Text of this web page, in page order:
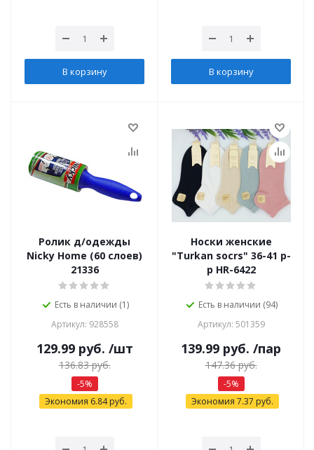
В корзину В корзину
Ролик д/одежды
Nicky Home (60 слоев)
21336
Есть в наличии (1)
Артикул: 928558
129.99руб. /шт
136.83руб.
-5%
Экономия 6.84руб.
Носки женские
"Turkan socrs" 36-41 р-
р НR-6422
Есть в наличии (94)
Артикул: 501359
139.99 руб. /пар
147.36руб.
-5%
Экономия 7.37 руб.